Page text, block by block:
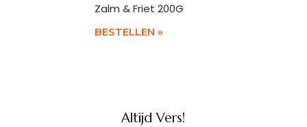
Zalm & Friet 200G
BESTELLEN »
Altijd Vers!